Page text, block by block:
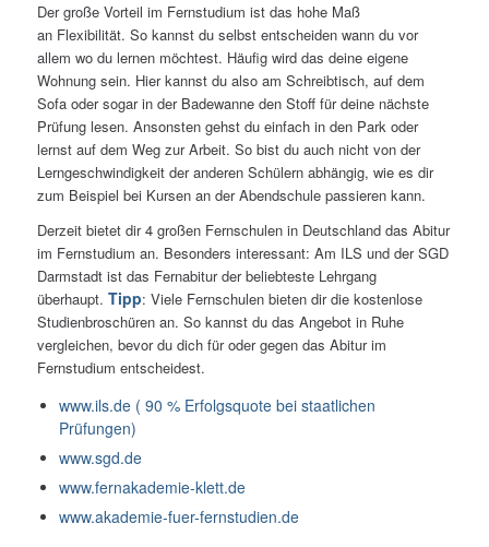
Der große Vorteil im Fernstudium ist das hohe Maß
an Flexibilität. So kannst du selbst entscheiden wann du vor
allem wo du lernen möchtest. Häufig wird das deine eigene
Wohnung sein. Hier kannst du also am Schreibtisch, auf dem
Sofa oder sogar in der Badewanne den Stoff für deine nächste
Prüfung lesen. Ansonsten gehst du einfach in den Park oder
lernst auf dem Weg zur Arbeit. So bist du auch nicht von der
Lerngeschwindigkeit der anderen Schülern abhängig, wie es dir
zum Beispiel bei Kursen an der Abendschule passieren kann.
Derzeit bietet dir 4 großen Fernschulen in Deutschland das Abitur
im Fernstudium an. Besonders interessant: Am ILS und der SGD
Darmstadt ist das Fernabitur der beliebteste Lehrgang
überhaupt. Tipp: Viele Fernschulen bieten dir die kostenlose
Studienbroschüren an. So kannst du das Angebot in Ruhe
vergleichen, bevor du dich für oder gegen das Abitur im
Fernstudium entscheidest.
www.ils.de ( 90 % Erfolgsquote bei staatlichen
Prüfungen)
www.sgd.de
www.fernakademie-klett.de
www.akademie-fuer-fernstudien.de